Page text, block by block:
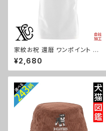
家紋お祝 還暦 ワンポイント 刺
繍 オリジナル5.6oz オリジナル
半袖 Tシャツ メンズ ロゴ おし
ゃれ tシャツ 無地 カットソー 和
ンド 父の日 グッズ 柄 丸に 五瓜
桔梗 巴 藤 羽 菱 唐花 木瓜 蔦
桐 織田信長 ori-am-tst2-g0
7-s
¥2,680